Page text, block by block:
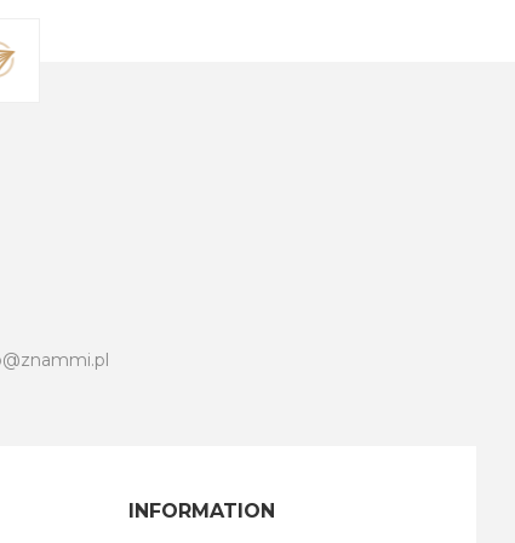
INFORMATION